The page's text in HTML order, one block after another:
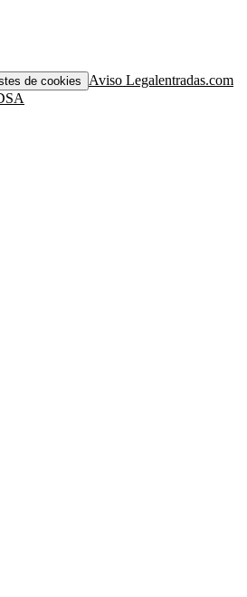
de cookies Aviso Legalentradas.com